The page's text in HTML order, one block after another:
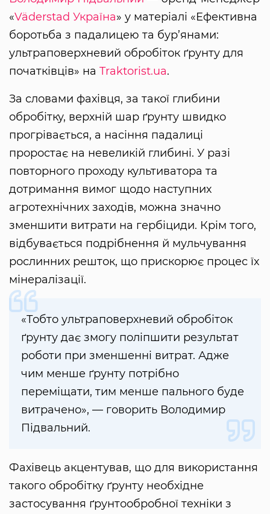
«Väderstad Україна» у матеріалі «Ефективна
боротьба з падалицею та бур’янами:
ультраповерхневий обробіток ґрунту для
початківців» на Traktorist.ua.
За словами фахівця, за такої глибини
обробітку, верхній шар ґрунту швидко
прогрівається, а насіння падалиці
проростає на невеликій глибині. У разі
повторного проходу культиватора та
дотримання вимог щодо наступних
агротехнічних заходів, можна значно
зменшити витрати на гербіциди. Крім того,
відбувається подрібнення й мульчування
рослинних решток, що прискорює процес їх
мінералізації.
«Тобто ультраповерхневий обробіток
ґрунту дає змогу поліпшити результат
роботи при зменшенні витрат. Адже
чим менше ґрунту потрібно
переміщати, тим менше пального буде
витрачено», — говорить Володимир
Підвальний.
Фахівець акцентував, що для використання
такого обробітку ґрунту необхідне
застосування ґрунтообробної техніки з